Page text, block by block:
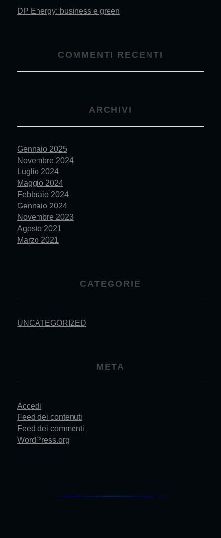
DP Energy: business e green
COMMENTI RECENTI
ARCHIVI
Gennaio 2025
Novembre 2024
Luglio 2024
Maggio 2024
Febbraio 2024
Gennaio 2024
Novembre 2023
Agosto 2021
Marzo 2021
CATEGORIE
UNCATEGORIZED
META
Accedi
Feed dei contenuti
Feed dei commenti
WordPress.org